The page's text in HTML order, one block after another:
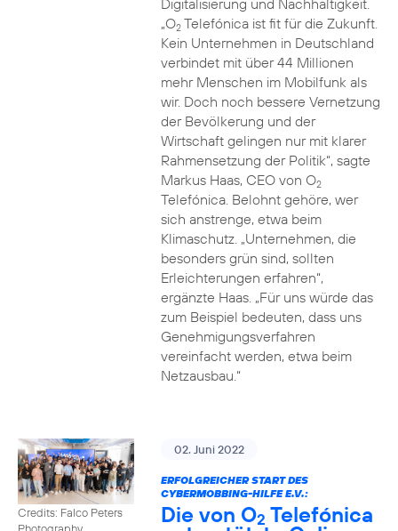
Digitalisierung und Nachhaltigkeit.
„O2Telefónica ist fit für die Zukunft.
Kein Unternehmen in Deutschland
verbindet mit über 44 Millionen
mehr Menschen im Mobilfunk als
wir. Doch noch bessere Vernetzung
der Bevölkerung und der
Wirtschaft gelingen nur mit klarer
Rahmensetzung der Politik“, sagte
Markus Haas, CEO von O2
Telefónica. Belohnt gehöre, wer
sich anstrenge, etwa beim
Klimaschutz. „Unternehmen, die
besonders grün sind, sollten
Erleichterungen erfahren“,
ergänzte Haas. „Für uns würde das
zum Beispiel bedeuten, dass uns
Genehmigungsverfahren
vereinfacht werden, etwa beim
Netzausbau.“
Credits: Falco Peters
Photography
02. Juni 2022
ERFOLGREICHER START DES
CYBERMOBBING-HILFE E.V.:
Die von O2 Telefónica